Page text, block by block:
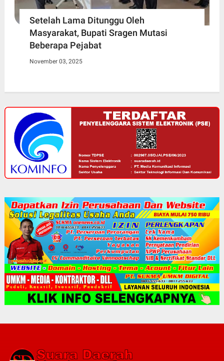
Setelah Lama Ditunggu Oleh
Masyarakat, Bupati Sragen Mutasi
Beberapa Pejabat
November 03, 2025